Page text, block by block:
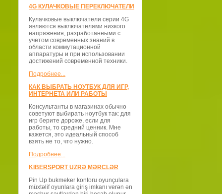
4G КУЛАЧКОВЫЕ ПЕРЕКЛЮЧАТЕЛИ
Кулачковые выключатели серии 4G
являются выключателями низкого
напряжения, разработанными с
учетом современных знаний в
области коммутационной
аппаратуры и при использовании
достижений современной техники.
Подробнее...
КАК ВЫБРАТЬ НОУТБУК ДЛЯ ИГР,
ИНТЕРНЕТА ИЛИ РАБОТЫ
Консультанты в магазинах обычно
советуют выбирать ноутбук так: для
игр берите дороже, если для
работы, то средний ценник. Мне
кажется, это идеальный способ
взять не то, что нужно.
Подробнее...
KIBERSPORT ÜZRƏ MƏRCLƏR
Pin Up bukmeker kontoru oyunçulara
müxtəlif oyunlara giriş imkanı verən ən